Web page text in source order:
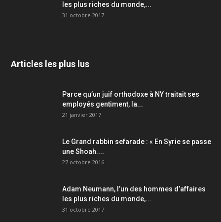
les plus riches du monde,...
31 octobre 2017
Articles les plus lus
Parce qu’un juif orthodoxe à NY traitait ses
employés gentiment, la...
21 janvier 2017
Le Grand rabbin sefarade : « En Syrie se passe
une Shoah....
27 octobre 2016
Adam Neumann, l’un des hommes d’affaires
les plus riches du monde,...
31 octobre 2017